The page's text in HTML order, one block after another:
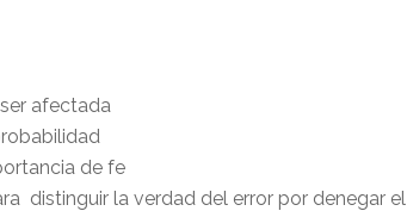
afectada
de fe
distinguir la verdad del error por denegar el